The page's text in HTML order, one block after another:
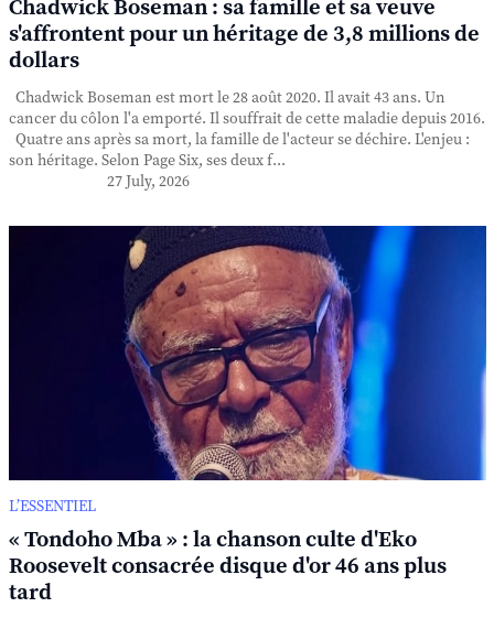
Chadwick Boseman : sa famille et sa veuve
s'affrontent pour un héritage de 3,8 millions de
dollars
Chadwick Boseman est mort le 28 août 2020. Il avait 43 ans. Un
cancer du côlon l'a emporté. Il souffrait de cette maladie depuis 2016.
Quatre ans après sa mort, la famille de l'acteur se déchire. L'enjeu :
son héritage. Selon Page Six, ses deux f...
27 July, 2026
L’ESSENTIEL
« Tondoho Mba » : la chanson culte d'Eko
Roosevelt consacrée disque d'or 46 ans plus
tard